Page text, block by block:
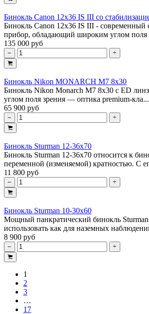
Бинокль Canon 12x36 IS III со
Бинокль Canon 12x36 IS III - современный
прибор, обладающий широким углом поля
135 000 руб
Бинокль Nikon MONARCH M7 8x30
Бинокль Nikon Monarch M7 8x30 с ED
углом поля зрения — оптика premium-кла...
65 900 руб
Бинокль Sturman 12-36x70
Бинокль Sturman 12-36x70 относится к
переменной (изменяемой) кратностью. С
11 800 руб
Бинокль Sturman 10-30x60
Мощный панкратический бинокль
использовать как для наземных
8 900 руб
1
2
3
…
17